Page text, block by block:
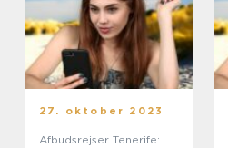
27. oktober 2023
Afbudsrejser Tenerife: